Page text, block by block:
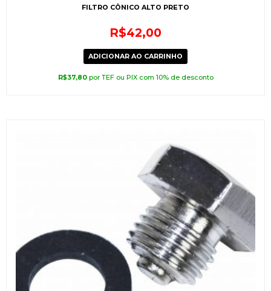
FILTRO CÔNICO ALTO PRETO
R$42,00
ADICIONAR AO CARRINHO
R$37,80 por TEF ou PIX com 10% de desconto